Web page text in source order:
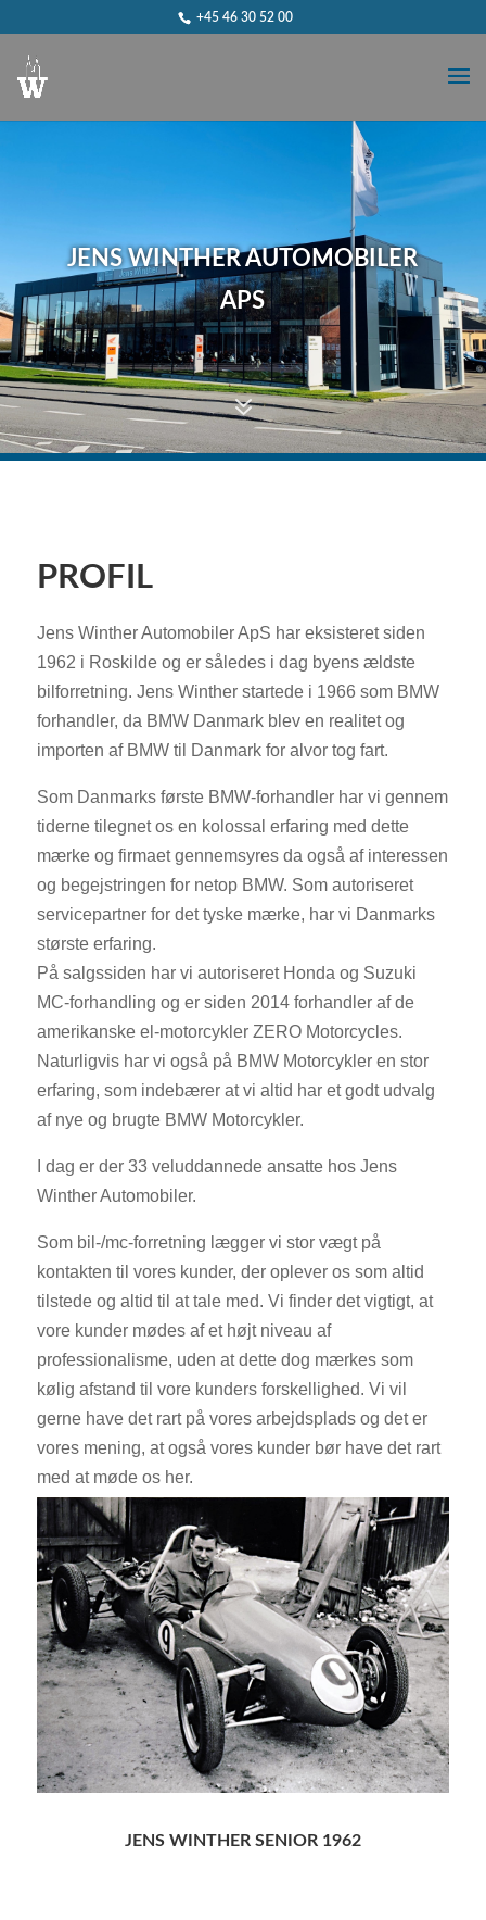
+45 46 30 52 00
JENS WINTHER AUTOMOBILER
APS
7
PROFIL
Jens Winther Automobiler ApS har eksisteret siden
1962 i Roskilde og er således i dag byens ældste
bilforretning. Jens Winther startede i 1966 som BMW
forhandler, da BMW Danmark blev en realitet og
importen af BMW til Danmark for alvor tog fart.
Som Danmarks første BMW-forhandler har vi gennem
tiderne tilegnet os en kolossal erfaring med dette
mærke og firmaet gennemsyres da også af interessen
og begejstringen for netop BMW. Som autoriseret
servicepartner for det tyske mærke, har vi Danmarks
største erfaring.
På salgssiden har vi autoriseret Honda og Suzuki
MC-forhandling og er siden 2014 forhandler af de
amerikanske el-motorcykler ZERO Motorcycles.
Naturligvis har vi også på BMW Motorcykler en stor
erfaring, som indebærer at vi altid har et godt udvalg
af nye og brugte BMW Motorcykler.
I dag er der 33 veluddannede ansatte hos Jens
Winther Automobiler.
Som bil-/mc-forretning lægger vi stor vægt på
kontakten til vores kunder, der oplever os som altid
tilstede og altid til at tale med. Vi finder det vigtigt, at
vore kunder mødes af et højt niveau af
professionalisme, uden at dette dog mærkes som
kølig afstand til vore kunders forskellighed. Vi vil
gerne have det rart på vores arbejdsplads og det er
vores mening, at også vores kunder bør have det rart
med at møde os her.
JENS WINTHER SENIOR 1962